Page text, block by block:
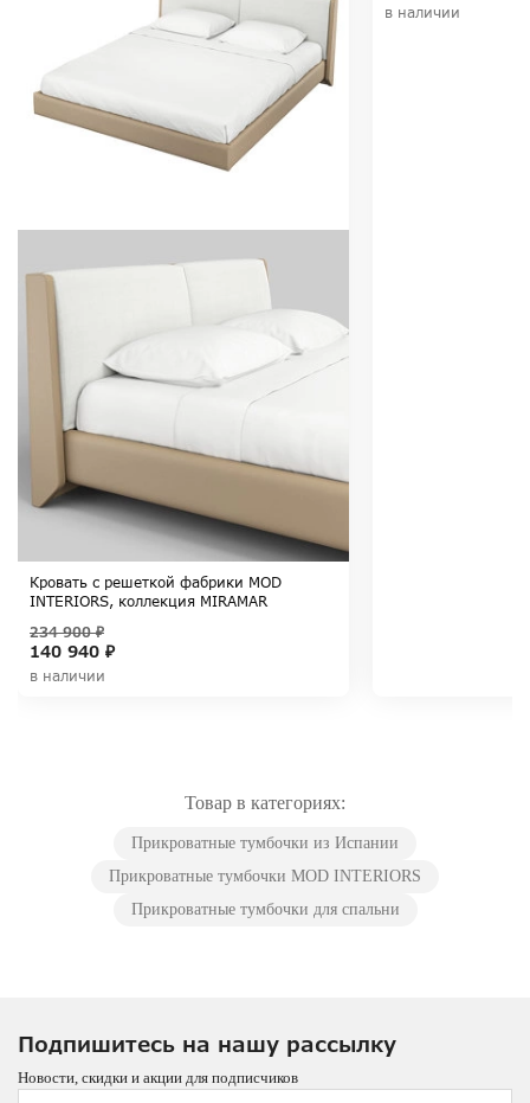
Кровать с решеткой фабрики MOD
INTERIORS, коллекция MIRAMAR
140 940 ₽
234 900 ₽
в наличии
в наличии
Товар в категориях:
Прикроватные тумбочки из Испании
Прикроватные тумбочки MOD INTERIORS
Прикроватные тумбочки для спальни
Подпишитесь на нашу рассылку
Новости, скидки и акции для подписчиков